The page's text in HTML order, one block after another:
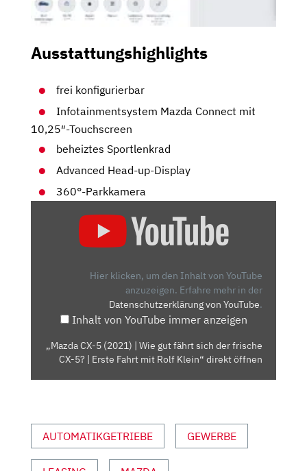
Ausstattungshighlights
frei konfigurierbar
Infotainmentsystem Mazda Connect mit
10,25″-Touchscreen
beheiztes Sportlenkrad
Advanced Head-up-Display
360°-Parkkamera
FRISCHE
FAHRT
MIT
Hier klicken, um den Inhalt von YouTube
anzuzeigen. Erfahre mehr in der
Datenschutzerklärung von YouTube.
Inhalt von YouTube immer anzeigen
„Mazda CX-5 (2021) | Wie gut fährt sich der frische
CX-5? | Erste Fahrt mit Rolf Klein“ direkt öffnen
AUTOMATIKGETRIEBE GEWERBE